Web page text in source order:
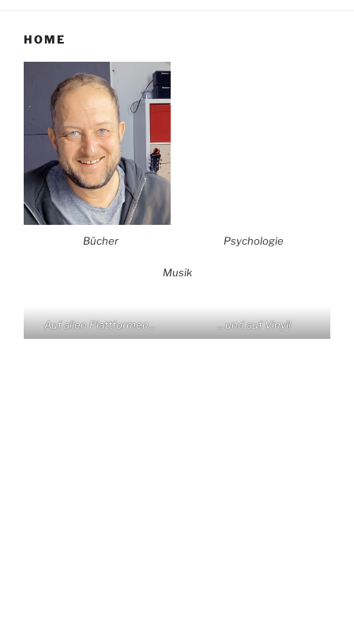
HOME
Bücher Psychologie
Musik
Auf allen Plattformen… …und auf Vinyl!